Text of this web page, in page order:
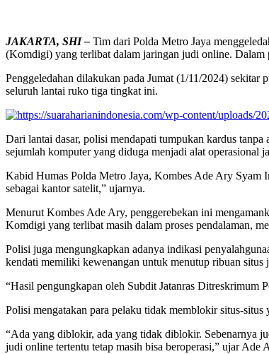
JAKARTA, SHI – Tim dari Polda Metro Jaya
(Komdigi) yang terlibat dalam jaringan judi online. Dalam
Penggeledahan dilakukan pada Jumat (1/11/2024)
seluruh lantai ruko tiga tingkat ini.
Dari lantai dasar, polisi mendapati tumpukan kardus
sejumlah komputer yang diduga menjadi alat operasional
Kabid Humas Polda Metro Jaya, Kombes Ade Ary Syam
sebagai kantor satelit,” ujarnya.
Menurut Kombes Ade Ary, penggerebekan ini
Komdigi yang terlibat masih dalam proses pendalaman,
Polisi juga mengungkapkan adanya indikasi
kendati memiliki kewenangan untuk menutup ribuan
“Hasil pengungkapan oleh Subdit Jatanras Ditreskrimum
Polisi mengatakan para pelaku tidak memblokir situs-
“Ada yang diblokir, ada yang tidak diblokir. Sebenarnya
judi online tertentu tetap masih bisa beroperasi,” ujar Ade